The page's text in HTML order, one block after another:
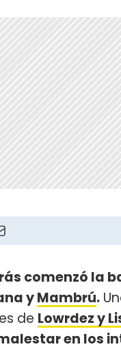
comenzó la
yMambrú.
de Lowrdez y
en los